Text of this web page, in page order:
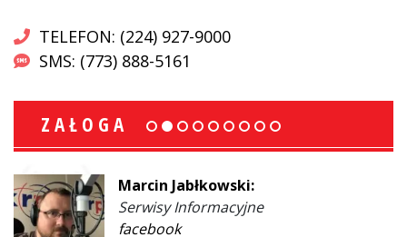
TELEFON: (224) 927-9000
SMS: (773) 888-5161
ZAŁOGA
Marcin Jabłkowski:
Serwisy Informacyjne
facebook